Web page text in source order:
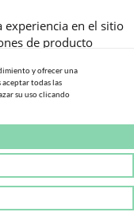
experiencia en el sitio
de producto
ayuda a mejorar aún
publicitarios enviarle
web en nuestra
y ofrecer una
todas las
su uso clicando